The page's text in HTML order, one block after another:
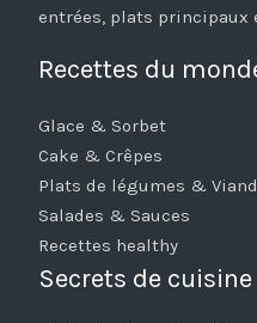
entrées, plats principaux
Recettes du
Glace & Sorbet
Cake & Crêpes
Plats de légumes &
Salades & Sauces
Recettes healthy
Secrets de cuisine